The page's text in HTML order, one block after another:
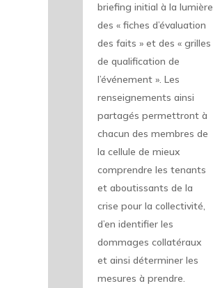
briefing initial à la lumière
des « fiches d’évaluation
des faits » et des « grilles
de qualification de
l’événement ». Les
renseignements ainsi
partagés permettront à
chacun des membres de
la cellule de mieux
comprendre les tenants
et aboutissants de la
crise pour la collectivité,
d’en identifier les
dommages collatéraux
et ainsi déterminer les
mesures à prendre.